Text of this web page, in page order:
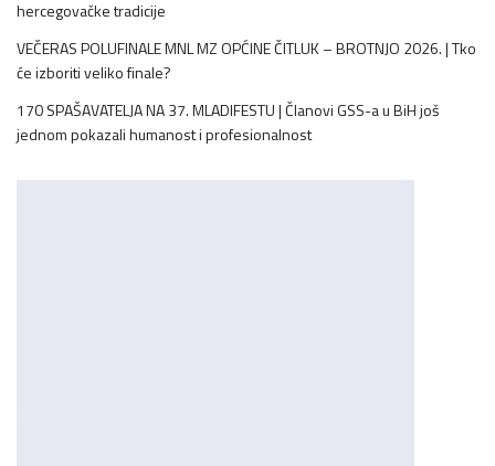
hercegovačke tradicije
VEČERAS POLUFINALE MNL MZ OPĆINE ČITLUK – BROTNJO 2026. | Tko
će izboriti veliko finale?
170 SPAŠAVATELJA NA 37. MLADIFESTU | Članovi GSS-a u BiH još
jednom pokazali humanost i profesionalnost